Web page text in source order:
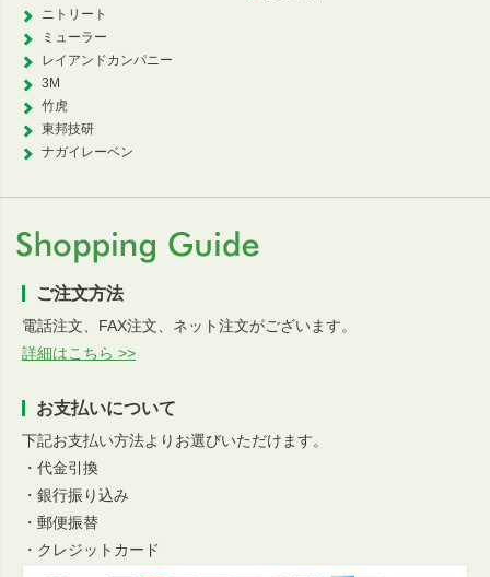
ニトリート
ミューラー
レイアンドカンパニー
3M
竹虎
東邦技研
ナガイレーベン
ご注文方法
電話注文、FAX注文、ネット注文がございます。
詳細はこちら >>
お支払いについて
下記お支払い方法よりお選びいただけます。
・代金引換
・銀行振り込み
・郵便振替
・クレジットカード